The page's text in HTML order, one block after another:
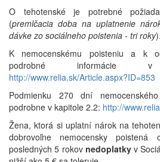
O tehotenské je potrebné
(premlčacia doba na uplatnenie
dávke zo sociálneho poistenia - tri roky).
K nemocenskému poisteniu a k
podrobné informácie
http://www.relia.sk/Article.aspx?ID=853
Podmienku 270 dní
podrobne v kapitole 2.2: http://
Žena, ktorá si uplatní nárok na
dobrovoľne nemocensky
posledných 5 rokov nedoplatkyv